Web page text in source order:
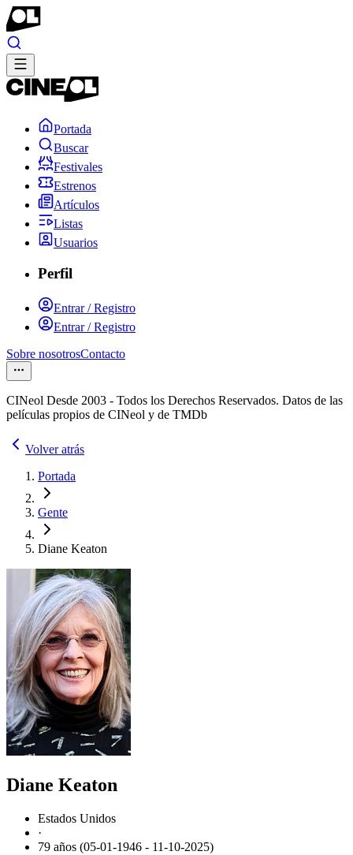
Portada
Buscar
Festivales
Estrenos
Artículos
Listas
Usuarios
Perfil
Entrar / Registro
Entrar / Registro
Sobre nosotrosContacto
CINeol Desde 2003 - Todos los Derechos Reservados. Datos de las
películas propios de CINeol y de TMDb
Volver atrás
Portada
Gente
Diane Keaton
Diane Keaton
Estados Unidos
·
79 años (05-01-1946 - 11-10-2025)